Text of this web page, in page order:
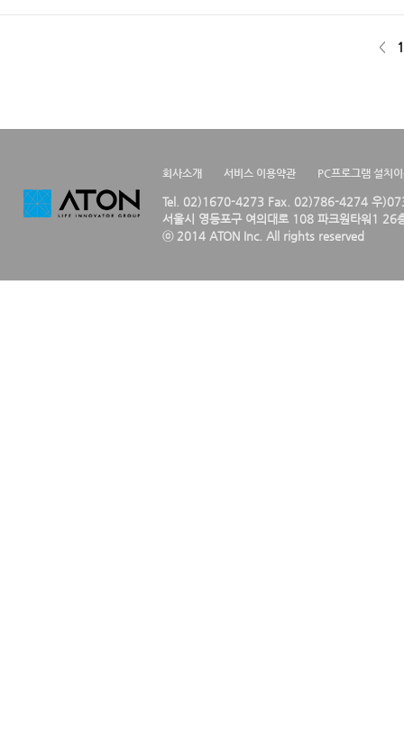
< 1
회사소개 서비스 이용약관 PC프로그램 설치
Tel. 02)1670-4273 Fax. 02)786-4274 우
서울시 영등포구 여의대로 108 파크원타워1 26
ⓒ 2014 ATON Inc. All rights reserved